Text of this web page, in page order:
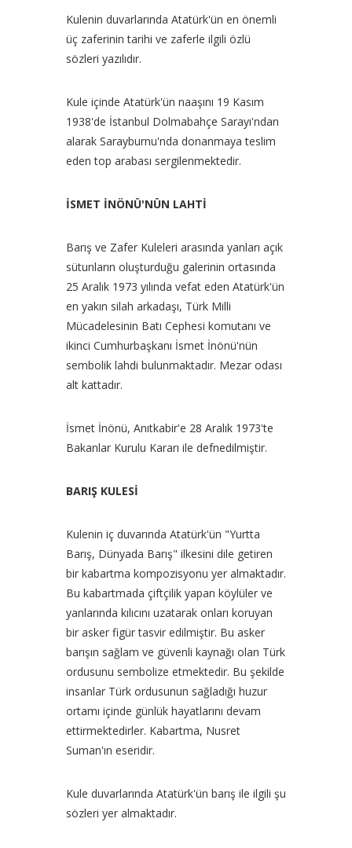
Kulenin duvarlarında Atatürk'ün en önemli
üç zaferinin tarihi ve zaferle ilgili özlü
sözleri yazılıdır.
Kule içinde Atatürk'ün naaşını 19 Kasım
1938'de İstanbul Dolmabahçe Sarayı'ndan
alarak Sarayburnu'nda donanmaya teslim
eden top arabası sergilenmektedir.
İSMET İNÖNÜ'NÜN LAHTİ
Barış ve Zafer Kuleleri arasında yanları açık
sütunların oluşturduğu galerinin ortasında
25 Aralık 1973 yılında vefat eden Atatürk'ün
en yakın silah arkadaşı, Türk Milli
Mücadelesinin Batı Cephesi komutanı ve
ikinci Cumhurbaşkanı İsmet İnönü'nün
sembolik lahdi bulunmaktadır. Mezar odası
alt kattadır.
İsmet İnönü, Anıtkabir'e 28 Aralık 1973'te
Bakanlar Kurulu Kararı ile defnedilmiştir.
BARIŞ KULESİ
Kulenin iç duvarında Atatürk'ün "Yurtta
Barış, Dünyada Barış" ilkesini dile getiren
bir kabartma kompozisyonu yer almaktadır.
Bu kabartmada çiftçilik yapan köylüler ve
yanlarında kılıcını uzatarak onları koruyan
bir asker figür tasvir edilmiştir. Bu asker
barışın sağlam ve güvenli kaynağı olan Türk
ordusunu sembolize etmektedir. Bu şekilde
insanlar Türk ordusunun sağladığı huzur
ortamı içinde günlük hayatlarını devam
ettirmektedirler. Kabartma, Nusret
Suman'ın eseridir.
Kule duvarlarında Atatürk'ün barış ile ilgili şu
sözleri yer almaktadır.